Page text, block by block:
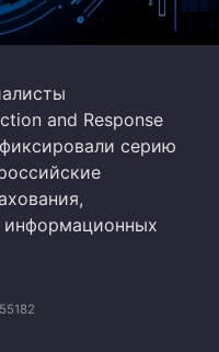
and Response
серию